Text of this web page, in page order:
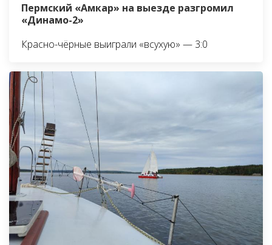
Пермский «Амкар» на выезде разгромил
«Динамо-2»
Красно-чёрные выиграли «всухую» — 3:0